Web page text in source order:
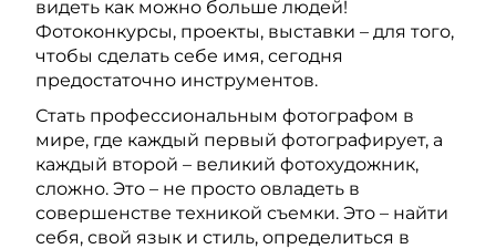
видеть как можно больше людей!
Фотоконкурсы, проекты, выставки – для того,
чтобы сделать себе имя, сегодня
предостаточно инструментов.
Стать профессиональным фотографом в
мире, где каждый первый фотографирует, а
каждый второй – великий фотохудожник,
сложно. Это – не просто овладеть в
совершенстве техникой съемки. Это – найти
себя, свой язык и стиль, определиться в